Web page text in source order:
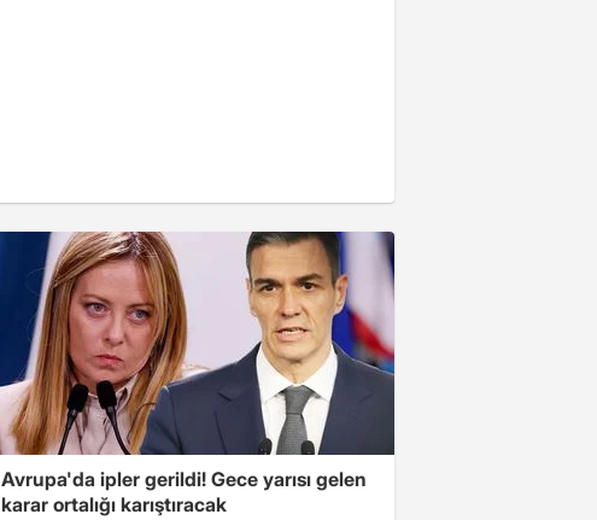
Avrupa'da ipler gerildi! Gece yarısı gelen
karar ortalığı karıştıracak